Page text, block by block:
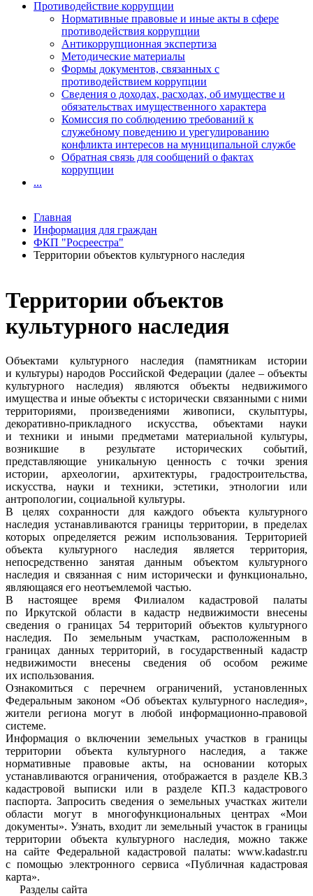
Территории объектов
культурного наследия
Объектами культурного наследия (памятникам истории
и культуры) народов Российской Федерации (далее – объекты
культурного наследия) являются объекты недвижимого
имущества и иные объекты с исторически связанными с ними
территориями, произведениями живописи, скульптуры,
декоративно-прикладного искусства, объектами науки
и техники и иными предметами материальной культуры,
возникшие в результате исторических событий,
представляющие уникальную ценность с точки зрения
истории, археологии, архитектуры, градостроительства,
искусства, науки и техники, эстетики, этнологии или
антропологии, социальной культуры.
В целях сохранности для каждого объекта культурного
наследия устанавливаются границы территории, в пределах
которых определяется режим использования. Территорией
объекта культурного наследия является территория,
непосредственно занятая данным объектом культурного
наследия и связанная с ним исторически и функционально,
являющаяся его неотъемлемой частью.
В настоящее время Филиалом кадастровой палаты
по Иркутской области в кадастр недвижимости внесены
сведения о границах 54 территорий объектов культурного
наследия. По земельным участкам, расположенным в
границах данных территорий, в государственный кадастр
недвижимости внесены сведения об особом режиме
их использования.
Ознакомиться с перечнем ограничений, установленных
Федеральным законом «Об объектах культурного наследия»,
жители региона могут в любой информационно-правовой
системе.
Информация о включении земельных участков в границы
территории объекта культурного наследия, а также
нормативные правовые акты, на основании которых
устанавливаются ограничения, отображается в разделе КВ.3
кадастровой выписки или в разделе КП.3 кадастрового
паспорта. Запросить сведения о земельных участках жители
области могут в многофункциональных центрах «Мои
документы». Узнать, входит ли земельный участок в границы
территории объекта культурного наследия, можно также
на сайте Федеральной кадастровой палаты: www.kadastr.ru
с помощью электронного сервиса «Публичная кадастровая
карта».
Разделы сайта
Противодействие коррупции
Нормативные правовые и иные акты в сфере
противодействия коррупции
Антикоррупционная экспертиза
Методические материалы
Формы документов, связанных с
противодействием коррупции
Сведения о доходах, расходах, об имуществе и
обязательствах имущественного характера
Комиссия по соблюдению требований к
служебному поведению и урегулированию
конфликта интересов на муниципальной службе
Обратная связь для сообщений о фактах
коррупции
...
Главная
Информация для граждан
ФКП "Росреестра"
Территории объектов культурного наследия